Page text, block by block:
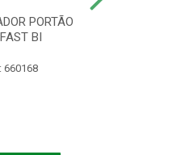
PORTÃO
BI
660168